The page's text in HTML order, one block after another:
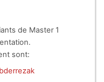
de Master 1
sont:
aux énergies
et aux systèmes